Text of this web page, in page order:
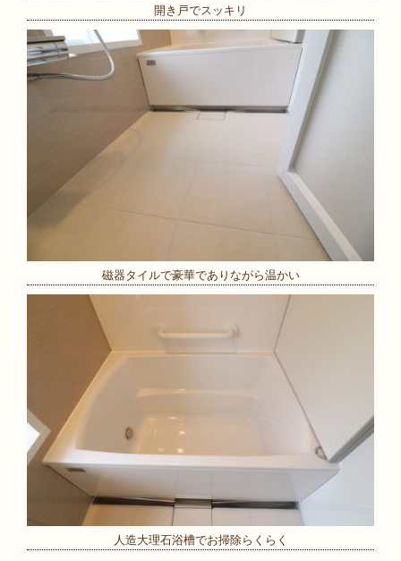
開き戸でスッキリ
磁器タイルで豪華でありながら温かい
人造大理石浴槽でお掃除らくらく